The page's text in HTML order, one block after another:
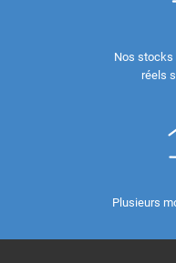
Nos stocks
réels
Plusieurs